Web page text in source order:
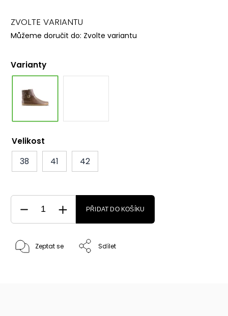
Varianty
ZVOLTE VARIANTU
Můžeme doručit do: Zvolte variantu
Velikost
38
41 42
PŘIDAT DO KOŠÍKU
Zeptat se Sdílet